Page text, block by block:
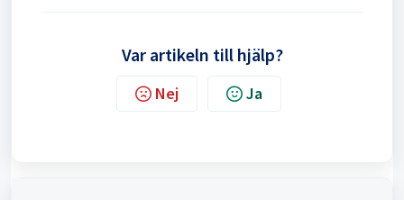
Var artikeln till hjälp?
Nej Ja